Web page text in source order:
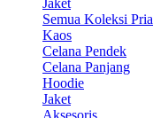
Semua Koleksi Pria
Kaos
Celana Pendek
Celana Panjang
Hoodie
Jaket
Aksesoris